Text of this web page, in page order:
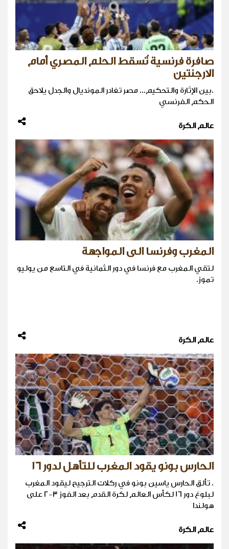
صافرة فرنسية تُسقط الحلم المصري أمام
الارجنتين
.بين الإثارة والتحكيم... مصر تغادر المونديال والجدل يلاحق
الحكم الفرنسي
عالم الكرة
المغرب وفرنسا الى المواجهة
لتقي المغرب مع فرنسا في دور الثمانية في التاسع من يوليو
تموز.
عالم الكرة
الحارس بونو يقود المغرب للتأهل لدور 16
. تألق الحارس ياسين بونو في ركلات الترجيح ليقود المغرب
لبلوغ دور 16 لكأس العالم لكرة القدم بعد ​الفوز 3-2 على
هولندا
عالم الكرة